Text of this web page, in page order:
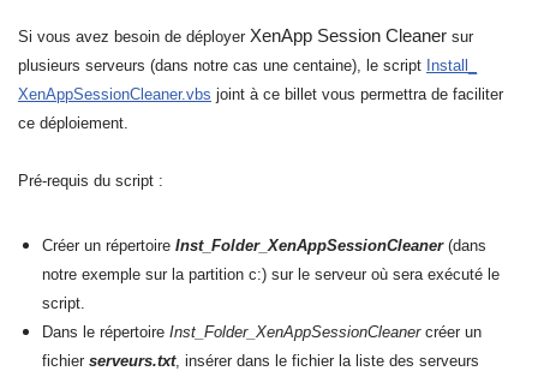
Si vous avez besoin de déployer XenApp Session Cleaner sur
plusieurs serveurs (dans notre cas une centaine), le script Install_
XenAppSessionCleaner.vbs joint à ce billet vous permettra de faciliter
ce déploiement.
Pré-requis du script :
Créer un répertoire Inst_Folder_XenAppSessionCleaner (dans
notre exemple sur la partition c:) sur le serveur où sera exécuté le
script.
Dans le répertoire Inst_Folder_XenAppSessionCleanercréer un
fichier serveurs.txt, insérer dans le fichier la liste des serveurs